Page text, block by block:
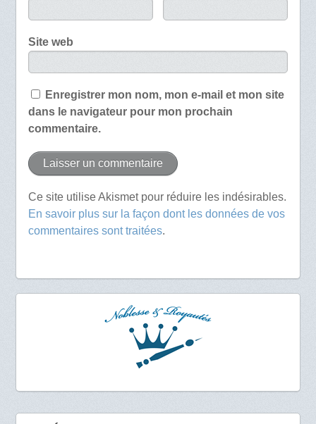
Site web
Enregistrer mon nom, mon e-mail et mon site
dans le navigateur pour mon prochain
commentaire.
Ce site utilise Akismet pour réduire les indésirables.
En savoir plus sur la façon dont les données de vos
commentaires sont traitées.